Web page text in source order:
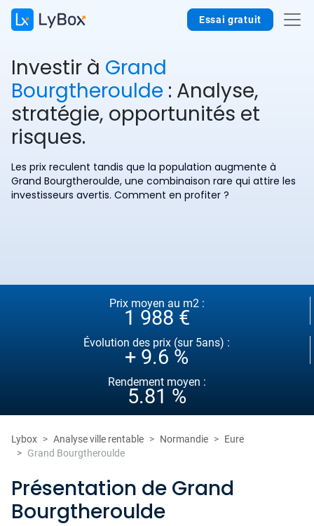
Essai gratuit
Investir à Grand
Bourgtheroulde : Analyse,
stratégie, opportunités et
risques.
Les prix reculent tandis que la population augmente à
Grand Bourgtheroulde, une combinaison rare qui attire les
investisseurs avertis. Comment en profiter ?
Prix moyen au m2 :
1 988 €
Évolution des prix (sur 5ans) :
+ 9.6 %
Rendement moyen :
5.81 %
Lybox Analyse ville rentable Normandie
Eure
Grand Bourgtheroulde
Présentation de Grand
Bourgtheroulde